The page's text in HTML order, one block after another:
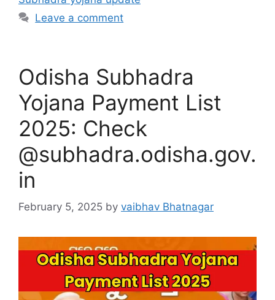
Leave a comment
Odisha Subhadra
Yojana Payment List
2025: Check
@subhadra.odisha.gov.
in
February 5, 2025 by vaibhav Bhatnagar